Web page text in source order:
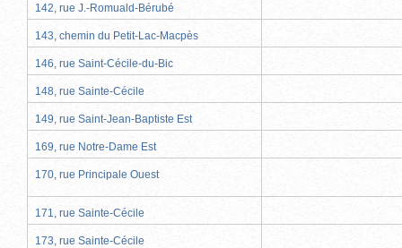
142, rue J.-Romuald-Bérubé
143, chemin du Petit-Lac-Macpès
146, rue Saint-Cécile-du-Bic
148, rue Sainte-Cécile
149, rue Saint-Jean-Baptiste Est
169, rue Notre-Dame Est
170, rue Principale Ouest
171, rue Sainte-Cécile
173, rue Sainte-Cécile